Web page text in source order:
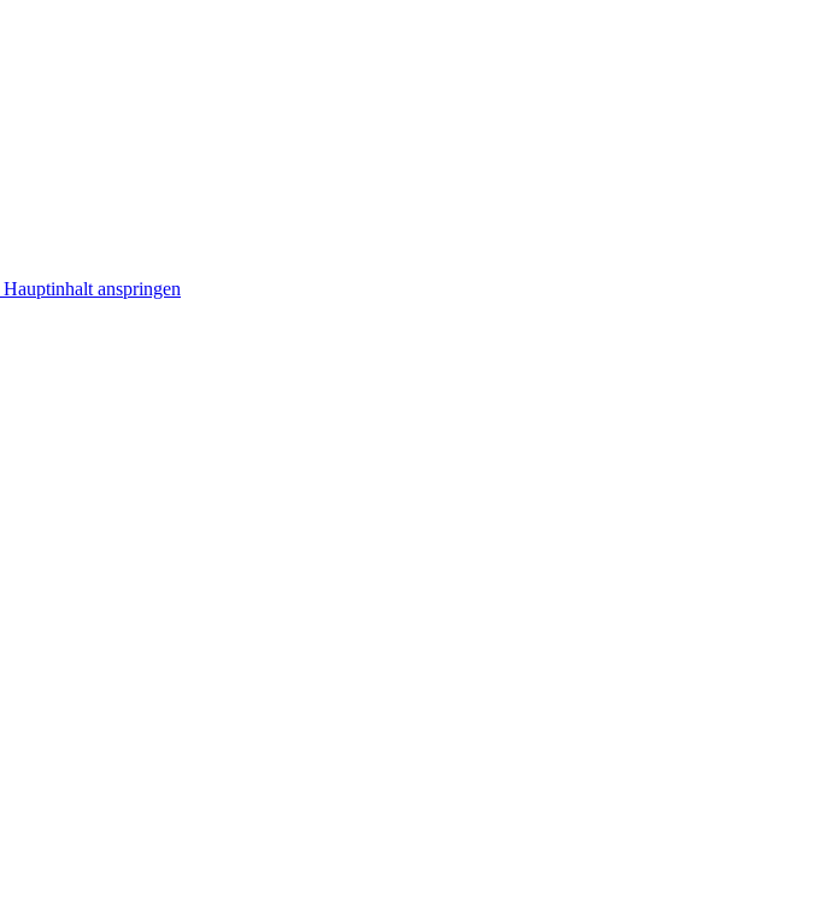
Hauptinhalt anspringen